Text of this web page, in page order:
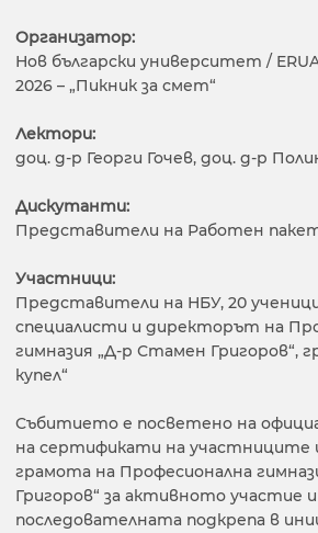
Организатор:
Нов български университет /
2026 – „Пикник за смет“
Лектори:
доц. д-р Георги Гочев, доц. д-р
Дискутанти:
Представители на Работен пакет
Участници:
Представители на НБУ, 20
специалисти и директорът на
гимназия „Д-р Стамен Григоров“,
купел“
Събитието е посветено на
на сертификати на участниците
грамота на Професионална
Григоров“ за активното участие и
последователната подкрепа в